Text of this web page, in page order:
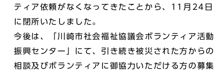
ティア依頼がなくなってきたことから、11月24日
に閉所いたしました。
今後は、「川崎市社会福祉協議会ボランティア活動
振興センター」にて、引き続き被災された方からの
相談及びボランティアに御協力いただける方の募集